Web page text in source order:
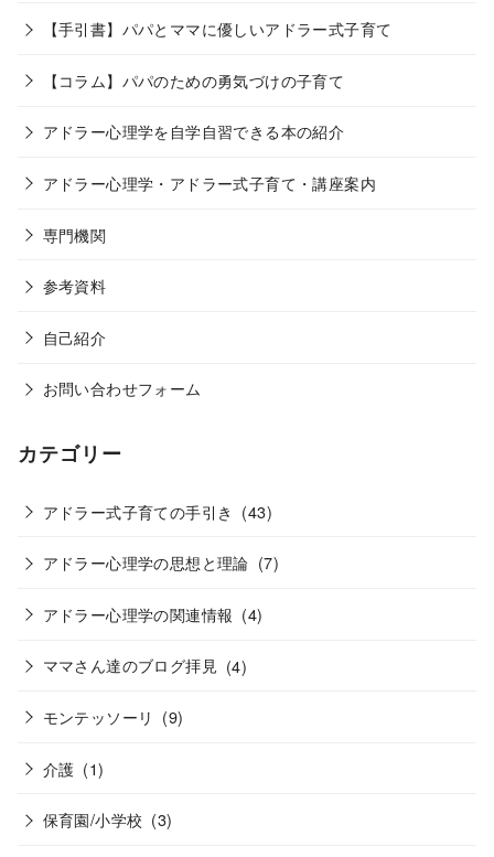
【手引書】パパとママに優しいアドラー式子育て
【コラム】パパのための勇気づけの子育て
アドラー心理学を自学自習できる本の紹介
アドラー心理学・アドラー式子育て・講座案内
専門機関
参考資料
自己紹介
お問い合わせフォーム
カテゴリー
アドラー式子育ての手引き (43)
アドラー心理学の思想と理論 (7)
アドラー心理学の関連情報 (4)
ママさん達のブログ拝見 (4)
モンテッソーリ (9)
介護 (1)
保育園/小学校 (3)